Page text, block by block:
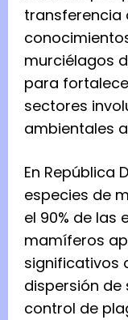
transferencia
murciélagos
para
sectores
ambientales
En República
especies de
el 90% de las
mamíferos
significativos
dispersión de
control de